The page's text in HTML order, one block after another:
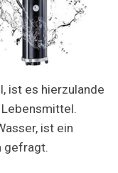
ist es hierzulande
ist ein
gefragt.